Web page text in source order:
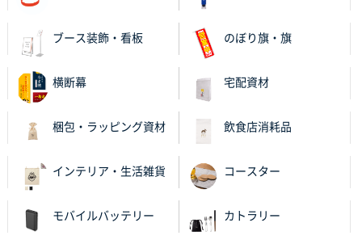
2025年11月05日 11:13
不織布スクエアトート(A4サイズ)
2025年10月28日 17:10
ワンポイントポリ袋 A4サイズ
1000枚
ブース装飾・看板 のぼり旗・旗
横断幕 宅配資材
梱包・ラッピング資材 飲食店消耗品
インテリア・生活雑貨 コースター
モバイルバッテリー カトラリー